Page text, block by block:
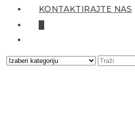
KONTAKTIRAJTE NAS